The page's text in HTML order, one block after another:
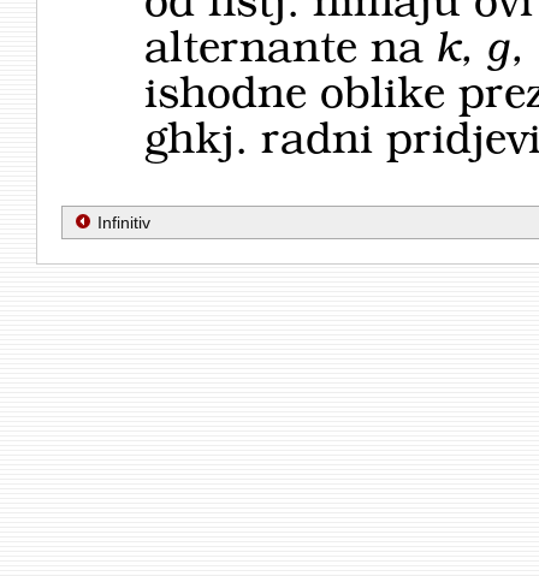
alternante na k, g,
ishodne oblike
ghkj. radni
Infinitiv